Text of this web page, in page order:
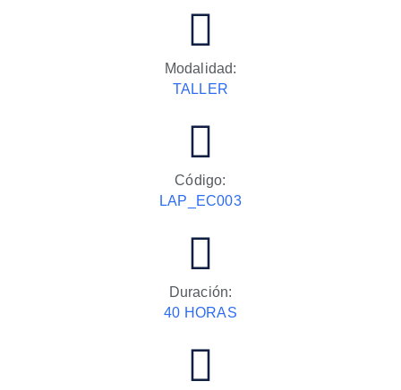
Modalidad:
TALLER
Código:
LAP_EC003
Duración:
40 HORAS